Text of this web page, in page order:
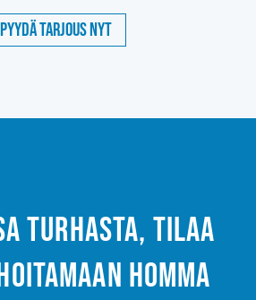
Pyydä tarjous nyt
turhasta, tilaa
homma